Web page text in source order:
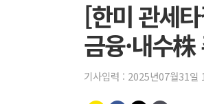
[한미 관세
금융·내수
기사입력 : 2025년07월31일